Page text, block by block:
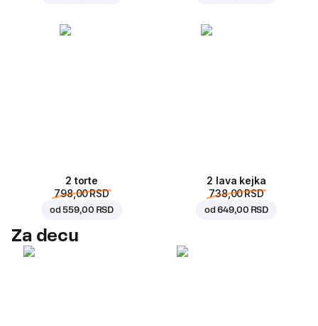
2 torte
798,00 RSD
od559,00 RSD
2 lava kejka
738,00 RSD
od649,00 RSD
Za decu